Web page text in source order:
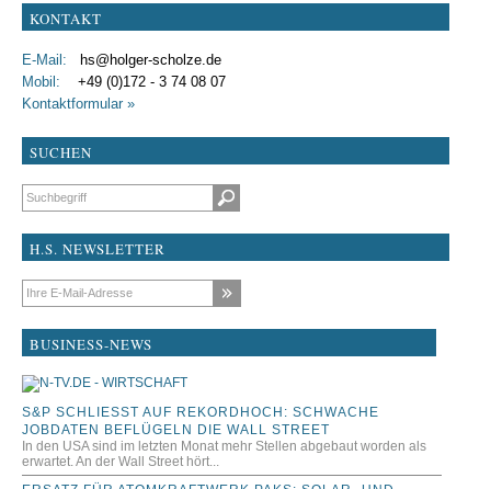
KONTAKT
E-Mail:
hs@holger-scholze.de
Mobil: +49 (0)172 - 3 74 08 07
Kontaktformular »
SUCHEN
Suchbegriffe
H.S. NEWSLETTER
E-Mail-Adresse
BUSINESS-NEWS
S&P SCHLIESST AUF REKORDHOCH: SCHWACHE J
OBDATEN BEFLÜGELN DIE WALL STREET
In den USA sind im letzten Monat mehr Stellen abgebaut worden als
erwartet. An der Wall Street hört...